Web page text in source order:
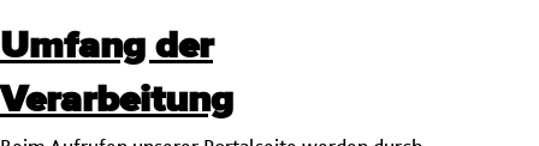
Umfang der
Verarbeitung